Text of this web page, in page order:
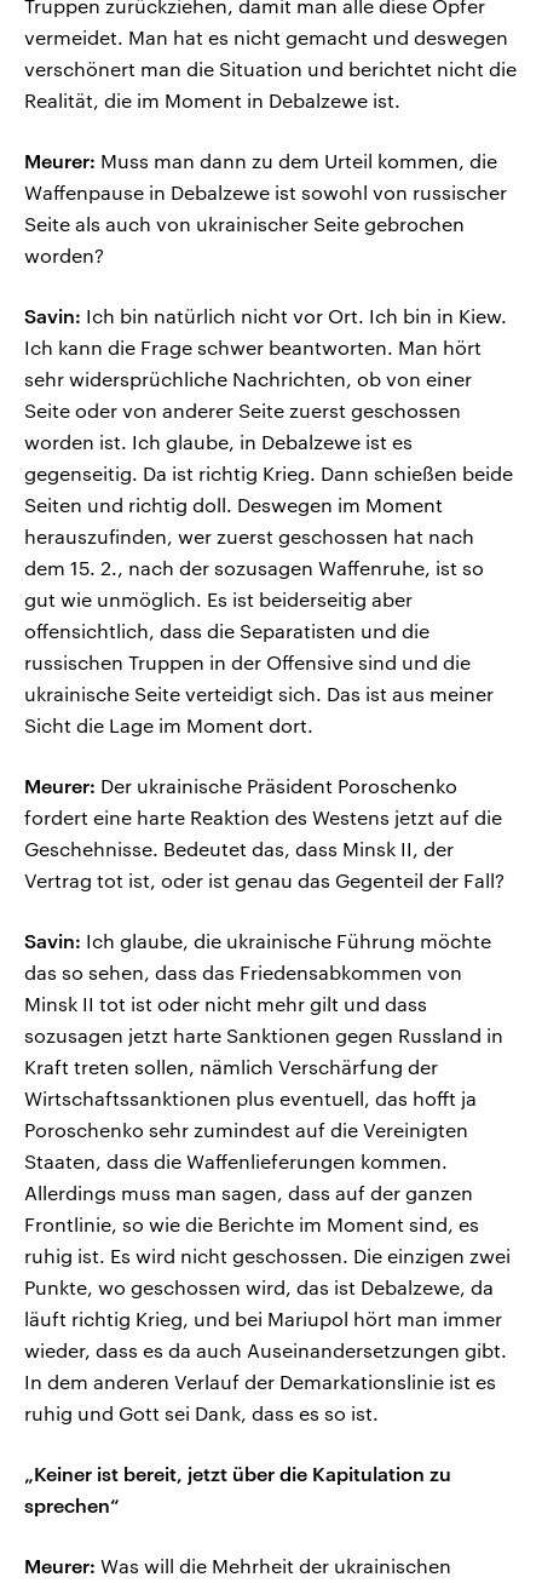
Truppen zurückziehen, damit man alle diese Opfer
vermeidet. Man hat es nicht gemacht und deswegen
verschönert man die Situation und berichtet nicht die
Realität, die im Moment in Debalzewe ist.
Meurer: Muss man dann zu dem Urteil kommen, die
Waffenpause in Debalzewe ist sowohl von russischer
Seite als auch von ukrainischer Seite gebrochen
worden?
Savin: Ich bin natürlich nicht vor Ort. Ich bin in Kiew.
Ich kann die Frage schwer beantworten. Man hört
sehr widersprüchliche Nachrichten, ob von einer
Seite oder von anderer Seite zuerst geschossen
worden ist. Ich glaube, in Debalzewe ist es
gegenseitig. Da ist richtig Krieg. Dann schießen beide
Seiten und richtig doll. Deswegen im Moment
herauszufinden, wer zuerst geschossen hat nach
dem 15. 2., nach der sozusagen Waffenruhe, ist so
gut wie unmöglich. Es ist beiderseitig aber
offensichtlich, dass die Separatisten und die
russischen Truppen in der Offensive sind und die
ukrainische Seite verteidigt sich. Das ist aus meiner
Sicht die Lage im Moment dort.
Meurer: Der ukrainische Präsident Poroschenko
fordert eine harte Reaktion des Westens jetzt auf die
Geschehnisse. Bedeutet das, dass Minsk II, der
Vertrag tot ist, oder ist genau das Gegenteil der Fall?
Savin: Ich glaube, die ukrainische Führung möchte
das so sehen, dass das Friedensabkommen von
Minsk II tot ist oder nicht mehr gilt und dass
sozusagen jetzt harte Sanktionen gegen Russland in
Kraft treten sollen, nämlich Verschärfung der
Wirtschaftssanktionen plus eventuell, das hofft ja
Poroschenko sehr zumindest auf die Vereinigten
Staaten, dass die Waffenlieferungen kommen.
Allerdings muss man sagen, dass auf der ganzen
Frontlinie, so wie die Berichte im Moment sind, es
ruhig ist. Es wird nicht geschossen. Die einzigen zwei
Punkte, wo geschossen wird, das ist Debalzewe, da
läuft richtig Krieg, und bei Mariupol hört man immer
wieder, dass es da auch Auseinandersetzungen gibt.
In dem anderen Verlauf der Demarkationslinie ist es
ruhig und Gott sei Dank, dass es so ist.
„Keiner ist bereit, jetzt über die Kapitulation zu
sprechen“
Meurer: Was will die Mehrheit der ukrainischen